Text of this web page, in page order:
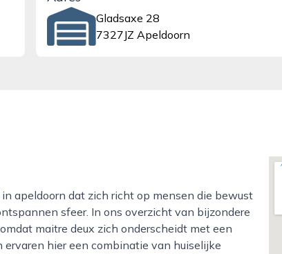
Gladsaxe 28
7327JZ Apeldoorn
sfeer. In ons overzicht van bijzondere
maitre deux zich onderscheidt met een
hier een combinatie van huiselijke